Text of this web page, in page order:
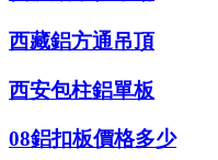
西藏鋁方通吊頂
西安包柱鋁單板
08鋁扣板價格多少